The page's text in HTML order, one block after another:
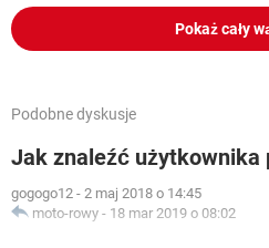
Pokaż cały
Podobne dyskusje
Jak znaleźć użytkownika
gogogo12 - 2 maj 2018 o 14:45
moto-rowy - 18 mar 2019 o 08:02